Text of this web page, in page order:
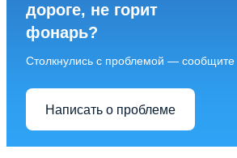
дороге, не горит
фонарь?
Столкнулись с проблемой — сообщите
Написать о проблеме